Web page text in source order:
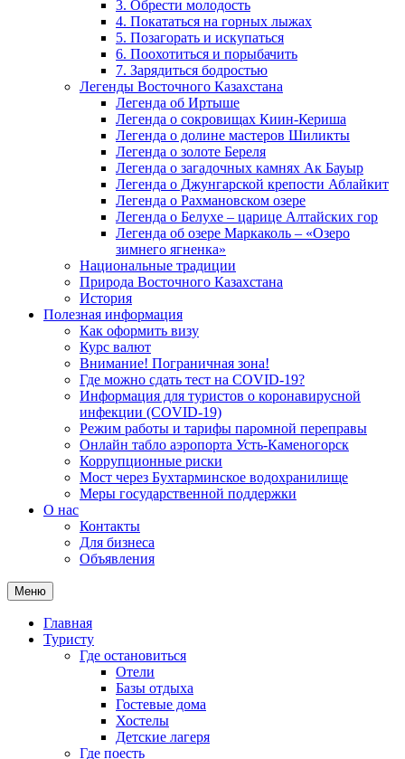
3. Обрести молодость
4. Покататься на горных лыжах
5. Позагорать и искупаться
6. Поохотиться и порыбачить
7. Зарядиться бодростью
Легенды Восточного Казахстана
Легенда об Иртыше
Легенда о сокровищах Киин-Кериша
Легенда о долине мастеров Шиликты
Легенда о золоте Береля
Легенда о загадочных камнях Ак Бауыр
Легенда о Джунгарской крепости Аблайкит
Легенда о Рахмановском озере
Легенда о Белухе – царице Алтайских гор
Легенда об озере Маркаколь – «Озеро
зимнего ягненка»
Национальные традиции
Природа Восточного Казахстана
История
Полезная информация
Как оформить визу
Курс валют
Внимание! Пограничная зона!
Где можно сдать тест на COVID-19?
Информация для туристов о коронавирусной
инфекции (COVID-19)
Режим работы и тарифы паромной переправы
Онлайн табло аэропорта Усть-Каменогорск
Коррупционные риски
Мост через Бухтарминское водохранилище
Меры государственной поддержки
О нас
Контакты
Для бизнеса
Объявления
Меню
Главная
Туристу
Где остановиться
Отели
Базы отдыха
Гостевые дома
Хостелы
Детские лагеря
Где поесть